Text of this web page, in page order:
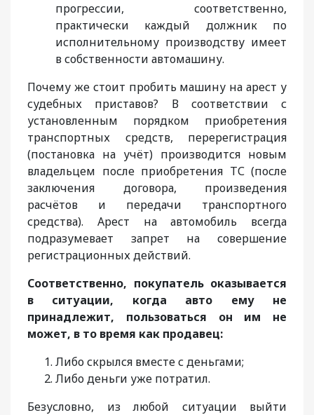
прогрессии, соответственно,
практически каждый должник по
исполнительному производству имеет
в собственности автомашину.
Почему же стоит пробить машину на арест у
судебных приставов? В соответствии с
установленным порядком приобретения
транспортных средств, перерегистрация
(постановка на учёт) производится новым
владельцем после приобретения ТС (после
заключения договора, произведения
расчётов и передачи транспортного
средства). Арест на автомобиль всегда
подразумевает запрет на совершение
регистрационных действий.
Соответственно, покупатель оказывается
в ситуации, когда авто ему не
принадлежит, пользоваться он им не
может, в то время как продавец:
Либо скрылся вместе с деньгами;
Либо деньги уже потратил.
Безусловно, из любой ситуации выйти